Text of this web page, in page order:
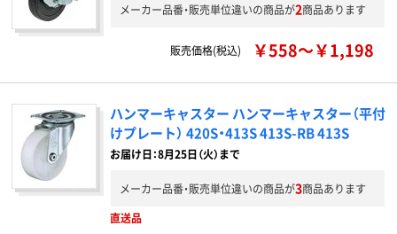
メーカー品番・販売単位違いの商品が2商品あります
販売価格(税込) ￥558～￥1,198
ハンマーキャスター ハンマーキャスター（平付
けプレート） 420S・413S 413S-RB 413S
お届け日：8月25日（火）まで
メーカー品番・販売単位違いの商品が3商品あります
直送品